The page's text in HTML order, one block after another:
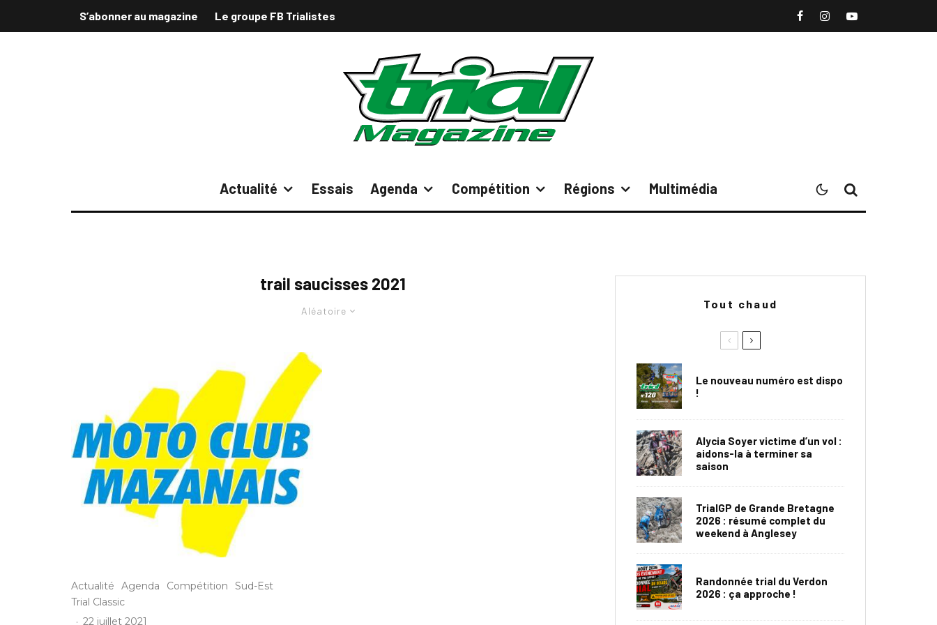
S’abonner au magazine Le groupe FB Trialistes
Actualité Essais Agenda Compétition Régions Multimédia
trail saucisses 2021
Aléatoire
Actualité Agenda Compétition
Sud-Est
Trial Classic
· 22 juillet 2021
Tout chaud
Le nouveau numéro est dispo
!
Alycia Soyer victime d’un vol :
aidons-la à terminer sa
saison
TrialGP de Grande Bretagne
2026 : résumé complet du
weekend à Anglesey
Randonnée trial du Verdon
2026 : ça approche !